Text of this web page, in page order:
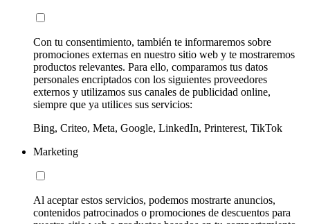
Con tu consentimiento, también te informaremos sobre
promociones externas en nuestro sitio web y te mostraremos
productos relevantes. Para ello, comparamos tus datos
personales encriptados con los siguientes proveedores
externos y utilizamos sus canales de publicidad online,
siempre que ya utilices sus servicios:
Bing, Criteo, Meta, Google, LinkedIn, Printerest, TikTok
Marketing
Al aceptar estos servicios, podemos mostrarte anuncios,
contenidos patrocinados o promociones de descuentos para